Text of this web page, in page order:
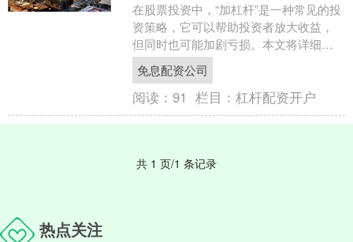
在股票投资中，“加杠杆”是一种常见的投
资策略，它可以帮助投资者放大收益，
但同时也可能加剧亏损。本文将详细解
析股票投资加杠杆的方法与风险，帮助
投资者理性运用这一工....
免息配资公司
阅读：91 栏目：杠杆配资开户
共 1 页/1 条记录
热点关注